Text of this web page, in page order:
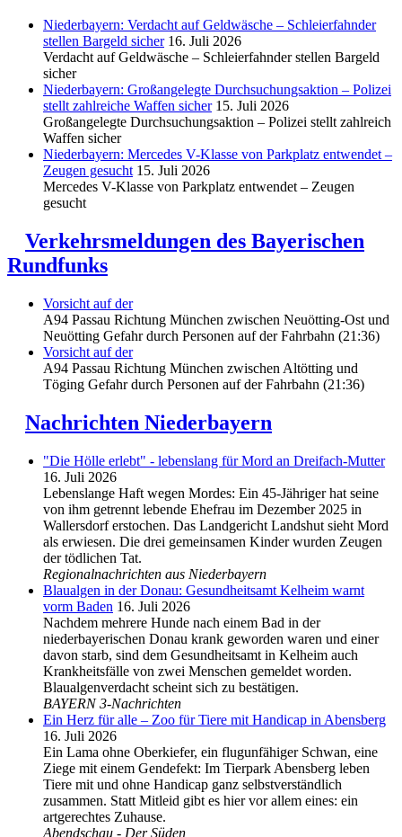
Niederbayern: Verdacht auf Geldwäsche – Schleierfahnder
stellen Bargeld sicher 16. Juli 2026
Verdacht auf Geldwäsche – Schleierfahnder stellen Bargeld
sicher
Niederbayern: Großangelegte Durchsuchungsaktion – Polizei
stellt zahlreiche Waffen sicher 15. Juli 2026
Großangelegte Durchsuchungsaktion – Polizei stellt zahlreich
Waffen sicher
Niederbayern: Mercedes V-Klasse von Parkplatz entwendet –
Zeugen gesucht 15. Juli 2026
Mercedes V-Klasse von Parkplatz entwendet – Zeugen
gesucht
Verkehrsmeldungen des Bayerischen
Rundfunks
Vorsicht auf der
A94 Passau Richtung München zwischen Neuötting-Ost und
Neuötting Gefahr durch Personen auf der Fahrbahn (21:36)
Vorsicht auf der
A94 Passau Richtung München zwischen Altötting und
Töging Gefahr durch Personen auf der Fahrbahn (21:36)
Nachrichten Niederbayern
"Die Hölle erlebt" - lebenslang für Mord an Dreifach-Mutter
16. Juli 2026
Lebenslange Haft wegen Mordes: Ein 45-Jähriger hat seine
von ihm getrennt lebende Ehefrau im Dezember 2025 in
Wallersdorf erstochen. Das Landgericht Landshut sieht Mord
als erwiesen. Die drei gemeinsamen Kinder wurden Zeugen
der tödlichen Tat.
Regionalnachrichten aus Niederbayern
Blaualgen in der Donau: Gesundheitsamt Kelheim warnt
vorm Baden 16. Juli 2026
Nachdem mehrere Hunde nach einem Bad in der
niederbayerischen Donau krank geworden waren und einer
davon starb, sind dem Gesundheitsamt in Kelheim auch
Krankheitsfälle von zwei Menschen gemeldet worden.
Blaualgenverdacht scheint sich zu bestätigen.
BAYERN 3-Nachrichten
Ein Herz für alle – Zoo für Tiere mit Handicap in Abensberg
16. Juli 2026
Ein Lama ohne Oberkiefer, ein flugunfähiger Schwan, eine
Ziege mit einem Gendefekt: Im Tierpark Abensberg leben
Tiere mit und ohne Handicap ganz selbstverständlich
zusammen. Statt Mitleid gibt es hier vor allem eines: ein
artgerechtes Zuhause.
Abendschau - Der Süden